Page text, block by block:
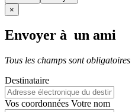
×
Envoyer à un ami
Tous les champs sont obligatoires
Destinataire
Vos coordonnées Votre nom